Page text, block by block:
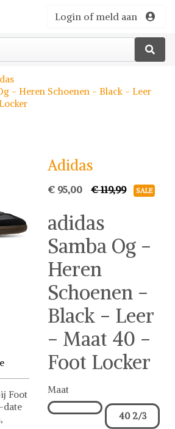
Login of meld aan
- Heren Schoenen - Black - Leer
Foot
date
Adidas
€ 95,00 € 119,99 SALE
adidas
Samba Og -
Heren
Schoenen -
Black - Leer
- Maat 40 -
Foot Locker
Maat
40 2/3